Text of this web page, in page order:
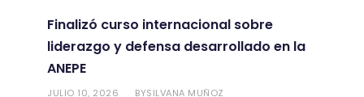
Finalizó curso internacional sobre
liderazgo y defensa desarrollado en la
ANEPE
JULIO 10, 2026 BYSILVANA MUÑOZ